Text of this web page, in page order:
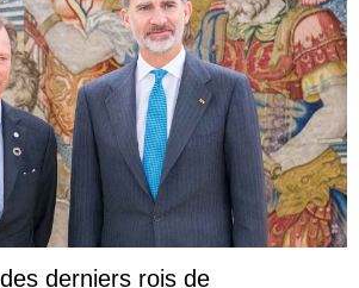
derniers rois de